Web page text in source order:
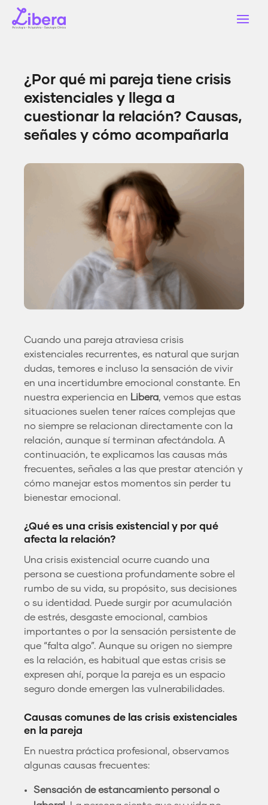
¿Por qué mi pareja tiene crisis
existenciales y llega a
cuestionar la relación? Causas,
señales y cómo acompañarla
Cuando una pareja atraviesa crisis
existenciales recurrentes, es natural que surjan
dudas, temores e incluso la sensación de vivir
en una incertidumbre emocional constante. En
nuestra experiencia en Libera, vemos que estas
situaciones suelen tener raíces complejas que
no siempre se relacionan directamente con la
relación, aunque sí terminan afectándola. A
continuación, te explicamos las causas más
frecuentes, señales a las que prestar atención y
cómo manejar estos momentos sin perder tu
bienestar emocional.
¿Qué es una crisis existencial y por qué
afecta la relación?
Una crisis existencial ocurre cuando una
persona se cuestiona profundamente sobre el
rumbo de su vida, su propósito, sus decisiones
o su identidad. Puede surgir por acumulación
de estrés, desgaste emocional, cambios
importantes o por la sensación persistente de
que “falta algo”. Aunque su origen no siempre
es la relación, es habitual que estas crisis se
expresen ahí, porque la pareja es un espacio
seguro donde emergen las vulnerabilidades.
Causas comunes de las crisis existenciales
en la pareja
En nuestra práctica profesional, observamos
algunas causas frecuentes:
Sensación de estancamiento personal o